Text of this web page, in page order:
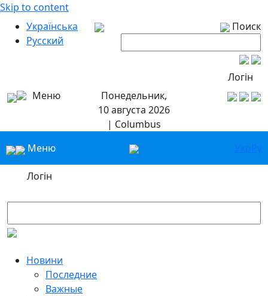
Skip to content
Українська
Русский
Поиск
Логін
Меню
Понедельник,
10 августа 2026
| Columbus
Меню
УкрРу
Логін
Новини
Последние
Важные